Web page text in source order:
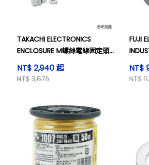
TAKACHI ELECTRONICS
ENCLOSURE M螺絲電線固定頭
黑色 100個 (RM型)
NT$ 2,940 起
NT$ 3,675
FUJI
(VV-
NT$
NT$